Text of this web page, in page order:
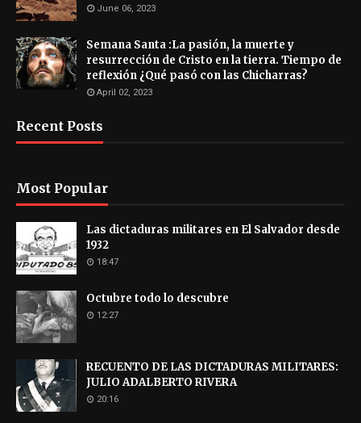
June 06, 2023
Semana Santa :La pasión, la muerte y
resurrección de Cristo en la tierra. Tiempo de
reflexión ¿Qué pasó con las Chicharras?
April 02, 2023
Recent Posts
Most Popular
Las dictaduras militares en El Salvador desde
1932
18:47
Octubre todo lo descubre
12:27
RECUENTO DE LAS DICTADURAS MILITARES:
JULIO ADALBERTO RIVERA
20:16